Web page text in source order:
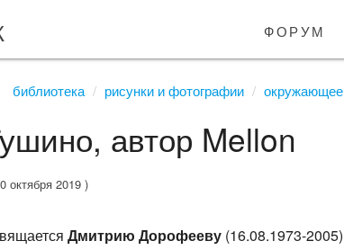
форум
библиотека рисунки и фотографии
автор Mellon
октября 2019 )
Дмитрию Дорофееву(16.08.1973-